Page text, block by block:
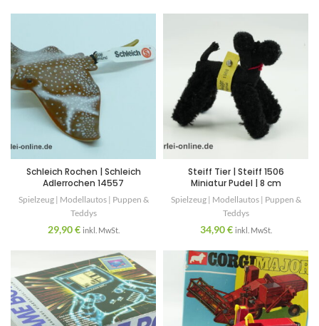
Schleich Rochen | Schleich
Adlerrochen 14557
Spielzeug | Modellautos | Puppen &
Teddys
29,90€ inkl. MwSt.
Steiff Tier | Steiff 1506
Miniatur Pudel | 8 cm
Spielzeug | Modellautos | Puppen &
Teddys
34,90€ inkl. MwSt.